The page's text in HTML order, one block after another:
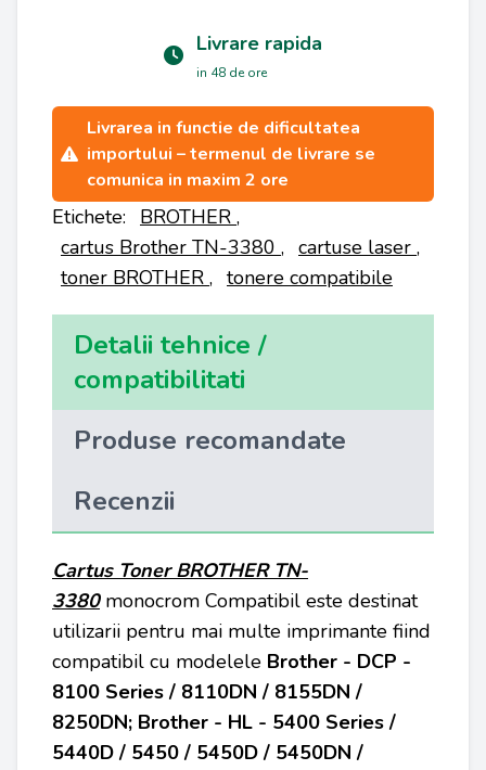
Livrare rapida
in 48 de ore
Livrarea in functie de dificultatea
importului – termenul de livrare se
comunica in maxim 2 ore
Etichete: BROTHER ,
cartus Brother TN-3380 , cartuse laser ,
toner BROTHER , tonere compatibile
Detalii tehnice /
compatibilitati
Produse recomandate
Recenzii
Cartus Toner BROTHER TN-
3380 monocrom Compatibil este destinat
utilizarii pentru mai multe imprimante fiind
compatibil cu modelele Brother - DCP -
8100 Series / 8110DN / 8155DN /
8250DN; Brother - HL - 5400 Series /
5440D / 5450 / 5450D / 5450DN /